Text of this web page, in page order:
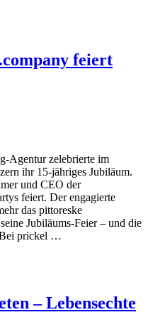
feiert
Agentur zelebrierte im
ihr 15-jähriges Jubiläum.
und CEO der
feiert. Der engagierte
das pittoreske
Jubiläums-Feier – und die
Bei prickel …
– Lebensechte